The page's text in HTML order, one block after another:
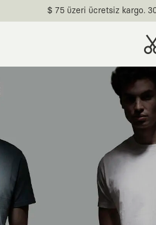
$ 75 üzeri ücretsiz kargo.